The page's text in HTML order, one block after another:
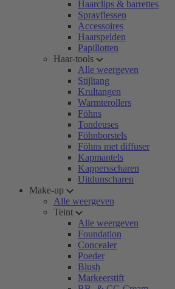
Haarclips & barrettes
Sprayflessen
Accessoires
Haarspelden
Papillotten
Haar-tools
Alle weergeven
Stijltang
Krultangen
Warmterollers
Föhns
Tondeuses
Föhnborstels
Föhns met diffuser
Kapmantels
Kappersscharen
Uitdunscharen
Make-up
Alle weergeven
Teint
Alle weergeven
Foundation
Concealer
Poeder
Blush
Markeerstift